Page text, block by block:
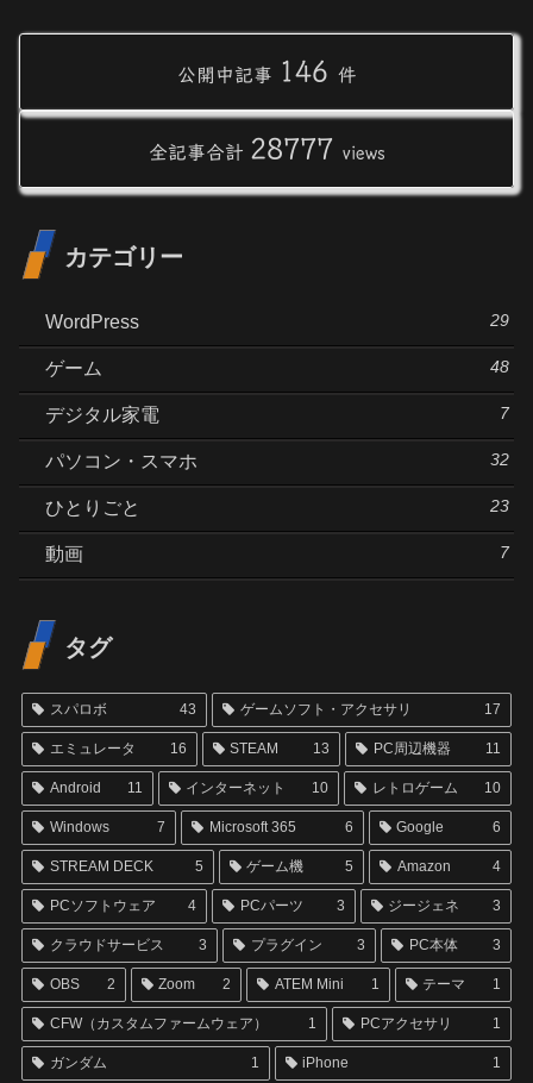
公開中記事 146 件
全記事合計 28777 views
カテゴリー
WordPress 29
ゲーム 48
デジタル家電 7
パソコン・スマホ 32
ひとりごと 23
動画 7
タグ
スパロボ 43 ゲームソフト・アクセサリ 17
エミュレータ 16 STEAM 13 PC周辺機器 11
Android 11 インターネット 10 レトロゲーム 10
Windows 7 Microsoft 365 6 Google 6
STREAM DECK 5 ゲーム機 5 Amazon 4
PCソフトウェア 4 PCパーツ 3 ジージェネ 3
クラウドサービス 3 プラグイン 3 PC本体 3
OBS 2 Zoom 2 ATEM Mini 1 テーマ 1
CFW（カスタムファームウェア） 1 PCアクセサリ 1
ガンダム 1 iPhone 1